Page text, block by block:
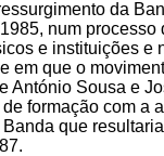
da
num processo
e instituições e
em que o
António Sousa e
formação com a
que